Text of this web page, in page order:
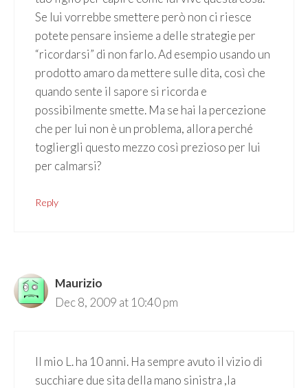
Se lui vorrebbe smettere però non ci riesce
potete pensare insieme a delle strategie per
“ricordarsi” di non farlo. Ad esempio usando un
prodotto amaro da mettere sulle dita, così che
quando sente il sapore si ricorda e
possibilmente smette. Ma se hai la percezione
che per lui non è un problema, allora perché
togliergli questo mezzo così prezioso per lui
per calmarsi?
Reply
Maurizio
Dec 8, 2009 at 10:40 pm
Il mio L. ha 10 anni. Ha sempre avuto il vizio di
succhiare due sita della mano sinistra ,la